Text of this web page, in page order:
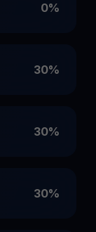
0%
30%
30%
30%